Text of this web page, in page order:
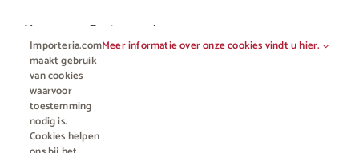
Horeca en Gastronomie
Vakhandel
Importeria.com
maakt gebruik
van cookies
waarvoor
toestemming
nodig is.
Cookies helpen
Meer informatie over onze cookies vindt u hier.